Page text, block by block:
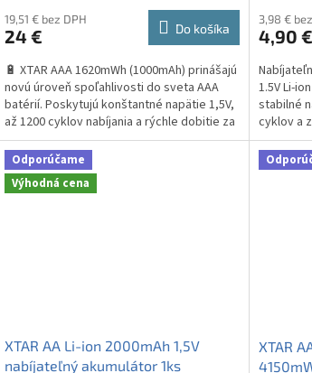
19,51 € bez DPH
24 € Do košíka
🔋 XTAR AAA 1620mWh (1000mAh) prinášajú
novú úroveň spoľahlivosti do sveta AAA
batérií. Poskytujú konštantné napätie 1,5V,
až 1200 cyklov nabíjania a rýchle dobitie za
1,9...
produktu
je
z
5
3,98 €
4,90 €
1.5V Li-
stabilné
cyklov a
Odporúčame
Výhodná cena
XTAR AA Li-ion 2000mAh 1,5V
nabíjateľný akumulátor 1ks
XTAR